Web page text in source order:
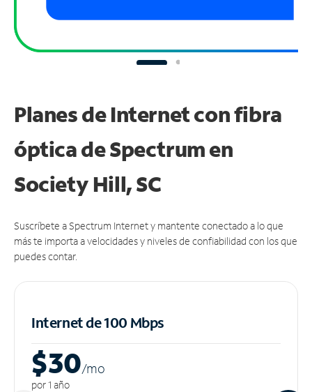
Planes de Internet con fibra
óptica de Spectrum en
Society Hill, SC
Suscríbete a Spectrum Internet y mantente conectado a lo que
más te importa a velocidades y niveles de confiabilidad con los que
puedes contar.
Internet de 100 Mbps
$30/mo
por 1 año